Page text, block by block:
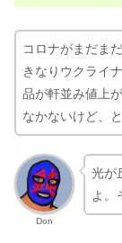
コロナがまだま
きなりウクライ
品が軒並み値上
なかないけど、
Don
光が
よ。